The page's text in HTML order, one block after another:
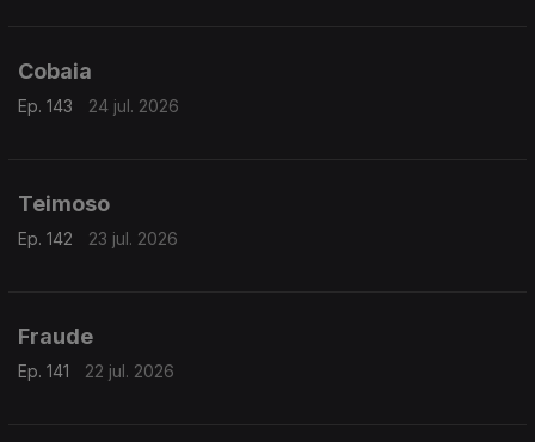
Cobaia
Ep. 143 24 jul. 2026
Teimoso
Ep. 142 23 jul. 2026
Fraude
Ep. 141 22 jul. 2026